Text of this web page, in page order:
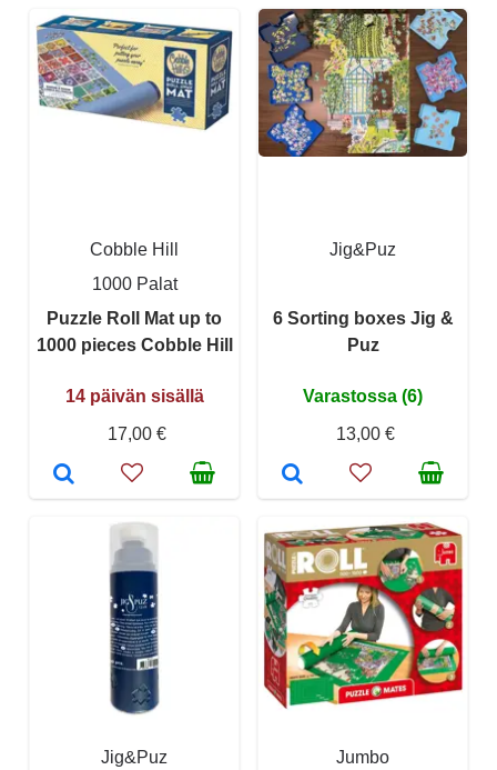
Cobble Hill
1000 Palat
Puzzle Roll Mat up to
1000 pieces Cobble Hill
14 päivän sisällä
17,00 €
Jig&Puz
6 Sorting boxes Jig &
Puz
Varastossa (6)
13,00 €
Jig&Puz Jumbo